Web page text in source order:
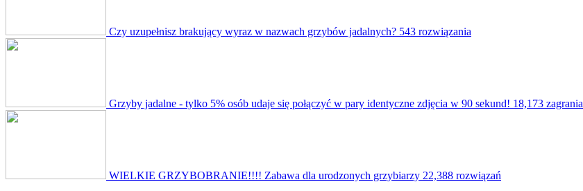
Czy uzupełnisz brakujący wyraz w nazwach grzybów jadalnych? 543 rozwiązania
Grzyby jadalne - tylko 5% osób udaje się połączyć w pary identyczne zdjęcia w 90 sekund! 18,173 zagrania
WIELKIE GRZYBOBRANIE!!!! Zabawa dla urodzonych grzybiarzy 22,388 rozwiązań